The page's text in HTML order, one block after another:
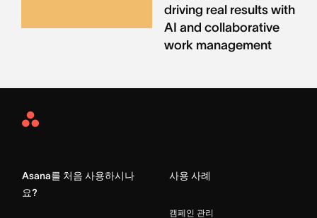
driving real results with
AI and collaborative
work management
Asana
Asana를 처음 사용하시나
요?
사용 사례
캠페인 관리